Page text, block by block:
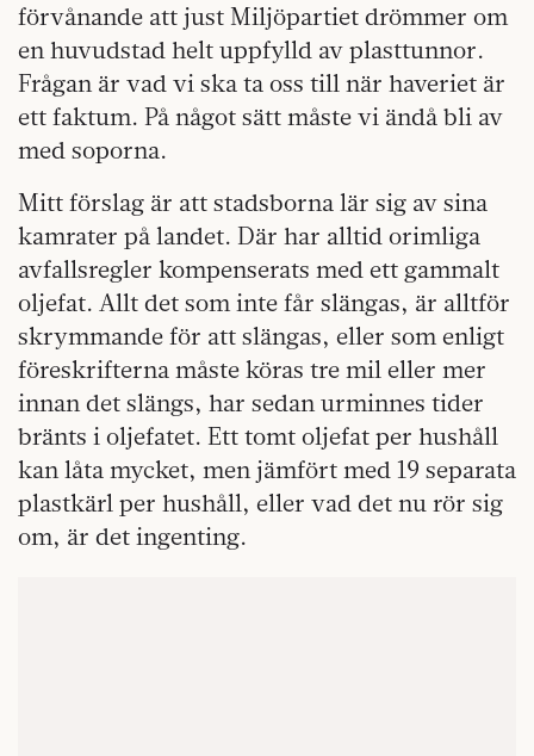
förvånande att just Miljöpartiet drömmer om
en huvudstad helt uppfylld av plasttunnor.
Frågan är vad vi ska ta oss till när haveriet är
ett faktum. På något sätt måste vi ändå bli av
med soporna.
Mitt förslag är att stadsborna lär sig av sina
kamrater på landet. Där har alltid orimliga
avfallsregler kompenserats med ett gammalt
oljefat. Allt det som inte får slängas, är alltför
skrymmande för att slängas, eller som enligt
föreskrifterna måste köras tre mil eller mer
innan det slängs, har sedan urminnes tider
bränts i oljefatet. Ett tomt oljefat per hushåll
kan låta mycket, men jämfört med 19 separata
plastkärl per hushåll, eller vad det nu rör sig
om, är det ingenting.